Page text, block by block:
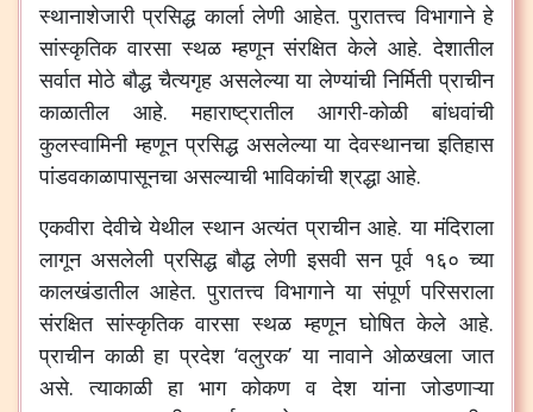
स्थानाशेजारी प्रसिद्ध कार्ला लेणी आहेत. पुरातत्त्व विभागाने हे
सांस्कृतिक वारसा स्थळ म्हणून संरक्षित केले आहे. देशातील
सर्वात मोठे बौद्ध चैत्यगृह असलेल्या या लेण्यांची निर्मिती प्राचीन
काळातील आहे. महाराष्ट्रातील आगरी-कोळी बांधवांची
कुलस्वामिनी म्हणून प्रसिद्ध असलेल्या या देवस्थानचा इतिहास
पांडवकाळापासूनचा असल्याची भाविकांची श्रद्धा आहे.
एकवीरा देवीचे येथील स्थान अत्यंत प्राचीन आहे. या मंदिराला
लागून असलेली प्रसिद्ध बौद्ध लेणी इसवी सन पूर्व १६० च्या
कालखंडातील आहेत. पुरातत्त्व विभागाने या संपूर्ण परिसराला
संरक्षित सांस्कृतिक वारसा स्थळ म्हणून घोषित केले आहे.
प्राचीन काळी हा प्रदेश ‘वलुरक’ या नावाने ओळखला जात
असे. त्याकाळी हा भाग कोकण व देश यांना जोडणाऱ्या